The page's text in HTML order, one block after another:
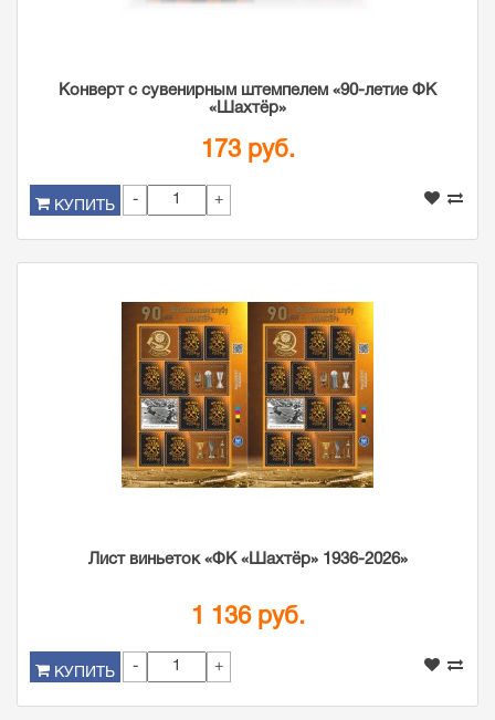
Конверт с сувенирным штемпелем «90-летие ФК
«Шахтёр»
173 руб.
КУПИТЬ - +
Лист виньеток «ФК «Шахтёр» 1936-2026»
1 136 руб.
КУПИТЬ - +